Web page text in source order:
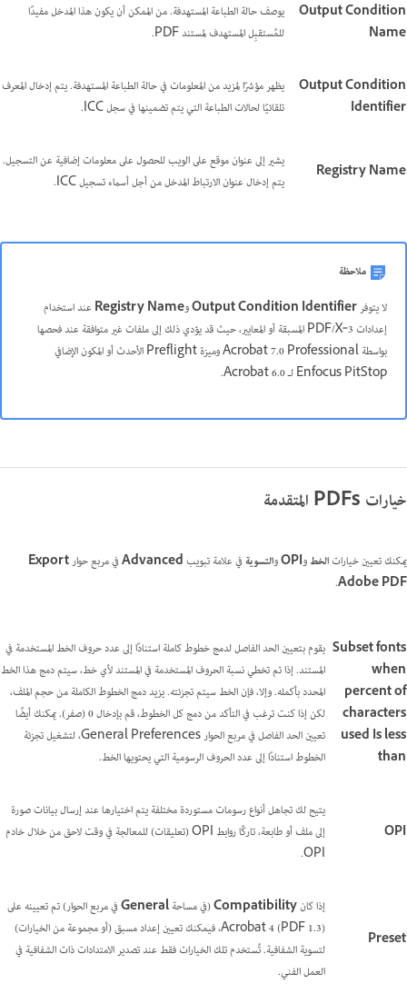
Output Condition
Name
يوصف حالة الطباعة المستهدفة. من الممكن أن يكون هذا المدخل مفيدًا
للمُستقبِل المستهدف لمستند PDF.
Output Condition
Identifier
يظهر مؤشرًا لمزيد من المعلومات في حالة الطباعة المستهدفة. يتم إدخال المعرف
تلقائيًا لحالات الطباعة التي يتم تضمينها في سجل ICC.
Registry Name
يشير إلى عنوان موقع على الويب للحصول على معلومات إضافية عن التسجيل.
يتم إدخال عنوان الارتباط المدخل من أجل أسماء تسجيل ICC.
ملاحظة
لا يتوفرOutput Condition IdentifierوRegistry Name عند استخدام
إعدادات PDF/X‑3 المسبقة أو المعايير، حيث قد يؤدي ذلك إلى ملفات غير متوافقة عند فحصها
بواسطة Acrobat 7.0 Professional وميزة Preflight الأحدث أو المكون الإضافي
Enfocus PitStop لـ Acrobat 6.0.
خيارات PDFs المتقدمة
يمكنك تعيين خياراتالخطوOPIوالتسويةفي علامة تبويبAdvancedفي مربع حوارExport
Adobe PDF
.
Subset fonts
when
percent of
characters
used Is less
than
يقوم بتعيين الحد الفاصل لدمج خطوط كاملة استنادًا إلى عدد حروف الخط المستخدمة في
المستند. إذا تم تخطي نسبة الحروف المستخدمة في المستند لأي خط، سيتم دمج هذا الخط
المحدد بأكمله. وإلا، فإن الخط سيتم تجزئته. يزيد دمج الخطوط الكاملة من حجم الملف،
لكن إذا كنت ترغب في التأكد من دمج كل الخطوط، قم بإدخال 0 (صفر). يمكنك أيضًا
تعيين الحد الفاصل في مربع الحوار General Preferences، لتشغيل تجزئة
الخطوط استنادًا إلى عدد الحروف الرسومية التي يحتويها الخط.
OPI
يتيح لك تجاهل أنواع رسومات مستوردة مختلفة يتم اختيارها عند إرسال بيانات صورة
إلى ملف أو طابعة، تاركًا روابط OPI (تعليقات) للمعالجة في وقت لاحق من خلال خادم
OPI.
Preset
إذا كانCompatibility(في مساحةGeneralفي مربع الحوار) تم تعيينه على
Acrobat 4 (PDF 1.3)، فيمكنك تعيين إعداد مسبق (أو مجموعة من الخيارات)
لتسوية الشفافية. تُستخدم تلك الخيارات فقط عند تصدير الامتدادات ذات الشفافية في
العمل الفني.